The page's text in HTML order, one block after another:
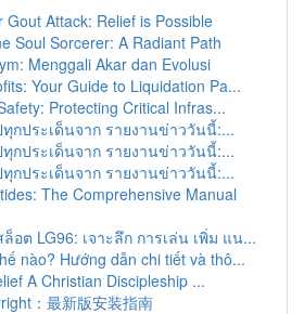
Gout Attack: Relief is Possible
Soul Sorcerer: A Radiant Path
Menggali Akar dan Evolusi
Your Guide to Liquidation Pa...
Protecting Critical Infras...
กประเด็นจาก รายงานข่าววันนี้:...
กประเด็นจาก รายงานข่าววันนี้:...
กประเด็นจาก รายงานข่าววันนี้:...
The Comprehensive Manual
อต LG96: เจาะลึก การเล่น เพิ่ม แน...
nào? Hướng dẫn chi tiết và thô...
A Christian Discipleship ...
：最新版安装指南